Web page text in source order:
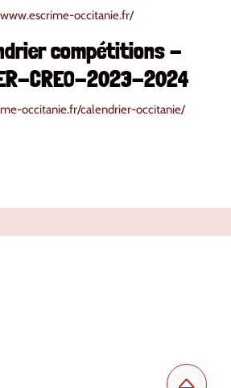
occitanie.fr/
compétitions -
CREO-2023-2024
occitanie.fr/calendrier-occitanie/